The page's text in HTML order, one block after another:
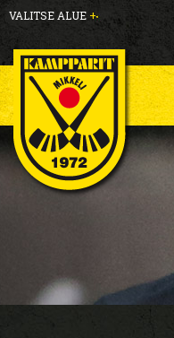
VALITSE ALUE +